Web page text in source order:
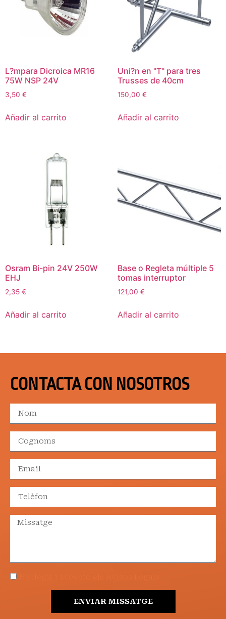
L?mpara Dicroica MR16
75W NSP 24V
3,50 €
Añadir al carrito
Uni?n en "T" para tres
Trusses de 40cm
150,00 €
Añadir al carrito
Osram Bi-pin 24V 250W
EHJ
2,35 €
Añadir al carrito
Base o Regleta múltiple 5
tomas interruptor
121,00 €
Añadir al carrito
CONTACTA CON NOSOTROS
ENVIAR MISSATGE